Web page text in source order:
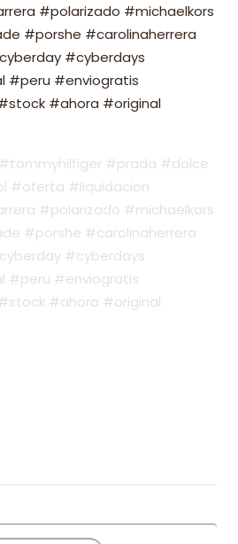
#polarizado #michaelkors
#porshe #carolinaherrera
#cyberdays
#peru #enviogratis
#ahora #original
#prada #dolce
#oferta #liquidacion
#polarizado #michaelkors
#porshe #carolinaherrera
#cyberdays
#peru #enviogratis
#ahora #original